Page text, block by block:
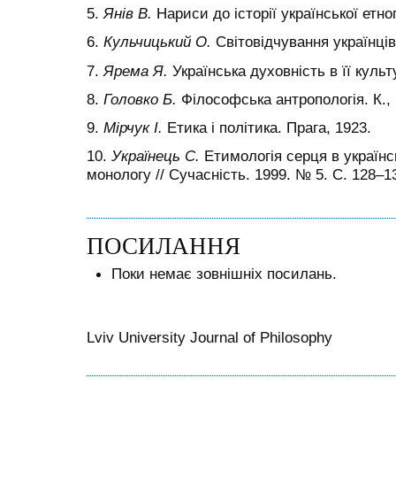
5.Янів В. Нариси до історії української
6. Кульчицький О. Світовідчування
7. Ярема Я. Українська духовність в її
8. Головко Б. Філософська антропологія. К.,
9. Мірчук І. Етика і політика. Прага, 1923.
10. Українець С. Етимологія серця в
монологу // Сучасність. 1999. № 5. С. 128–
ПОСИЛАННЯ
Поки немає зовнішніх посилань.
Lviv University Journal of Philosophy